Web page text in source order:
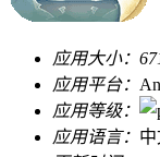
应用大小：
应用平台：
应用等级：
应用语言：